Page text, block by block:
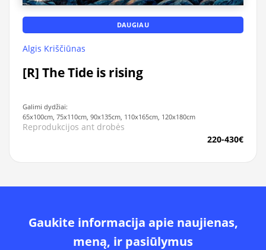
DAUGIAU
Algis Kriščiūnas
[R] The Tide is rising
Galimi dydžiai:
65x100cm, 75x110cm, 90x135cm, 110x165cm, 120x180cm
Reprodukcijos ant drobės
220-430€
Gaukite informacija apie naujienas,
meną, ir pasiūlymus